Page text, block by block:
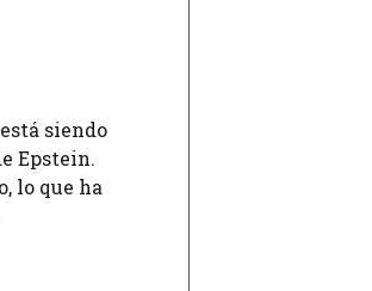
siendo
Epstein.
lo que ha